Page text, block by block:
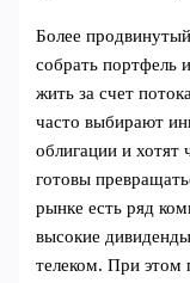
Более
собрать портфель
жить за счет
часто выбирают
облигации и хотят
готовы
рынке есть ряд
высокие
телеком. При этом